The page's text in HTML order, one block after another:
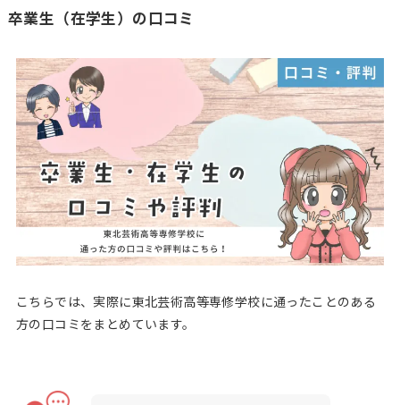
卒業生（在学生）の口コミ
こちらでは、実際に東北芸術高等専修学校に通ったことのある
方の口コミをまとめています。